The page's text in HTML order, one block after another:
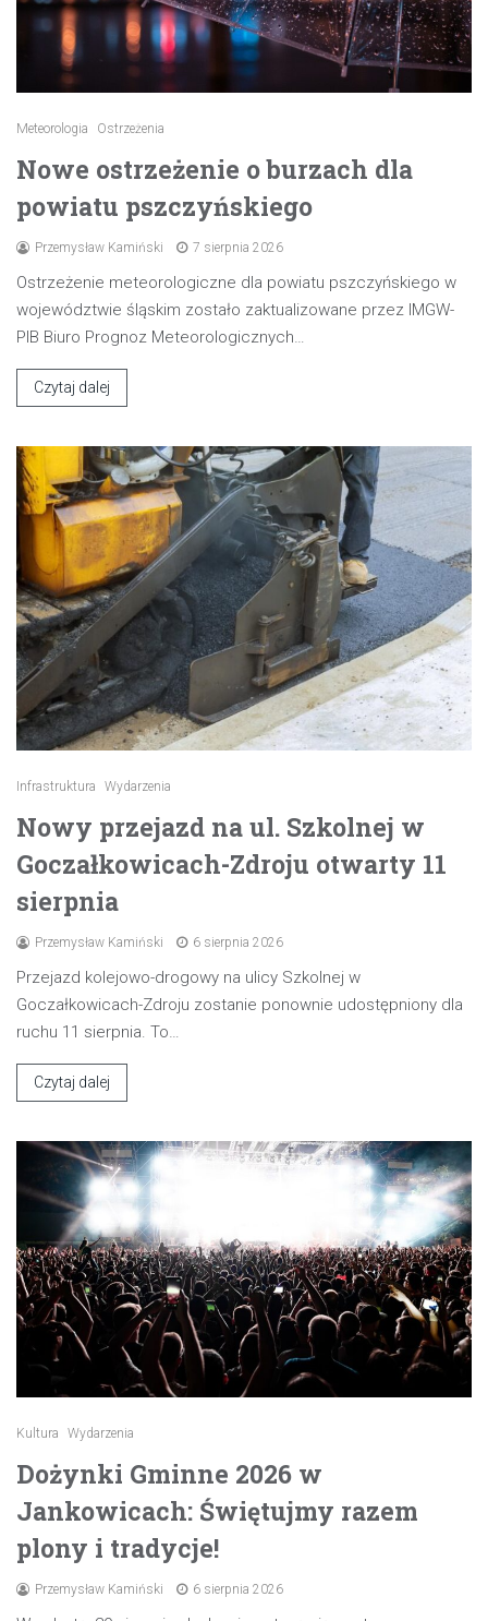
Meteorologia Ostrzeżenia
Nowe ostrzeżenie o burzach dla
powiatu pszczyńskiego
Przemysław Kamiński 7 sierpnia 2026
Ostrzeżenie meteorologiczne dla powiatu pszczyńskiego w
województwie śląskim zostało zaktualizowane przez IMGW-
PIB Biuro Prognoz Meteorologicznych…
Czytaj dalej
Infrastruktura Wydarzenia
Nowy przejazd na ul. Szkolnej w
Goczałkowicach-Zdroju otwarty 11
sierpnia
Przemysław Kamiński 6 sierpnia 2026
Przejazd kolejowo-drogowy na ulicy Szkolnej w
Goczałkowicach-Zdroju zostanie ponownie udostępniony dla
ruchu 11 sierpnia. To…
Czytaj dalej
Kultura Wydarzenia
Dożynki Gminne 2026 w
Jankowicach: Świętujmy razem
plony i tradycje!
Przemysław Kamiński 6 sierpnia 2026